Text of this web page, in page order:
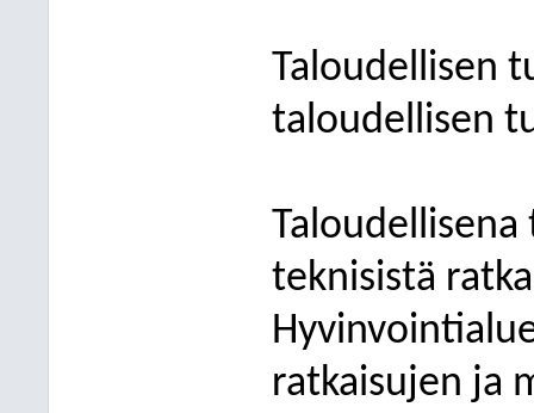
Taloudellisen
taloudellisen
teknisistä
ratkaisujen ja